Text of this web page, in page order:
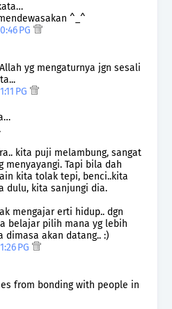
^_^
PG
yg mengaturnya jgn sesali
PG
kita puji melambung, sangat
menyayangi. Tapi bila dah
kita tolak tepi, benci..kita
dulu, kita sanjungi dia.
mengajar erti hidup.. dgn
belajar pilih mana yg lebih
dimasa akan datang.. :)
PG
from bonding with people in